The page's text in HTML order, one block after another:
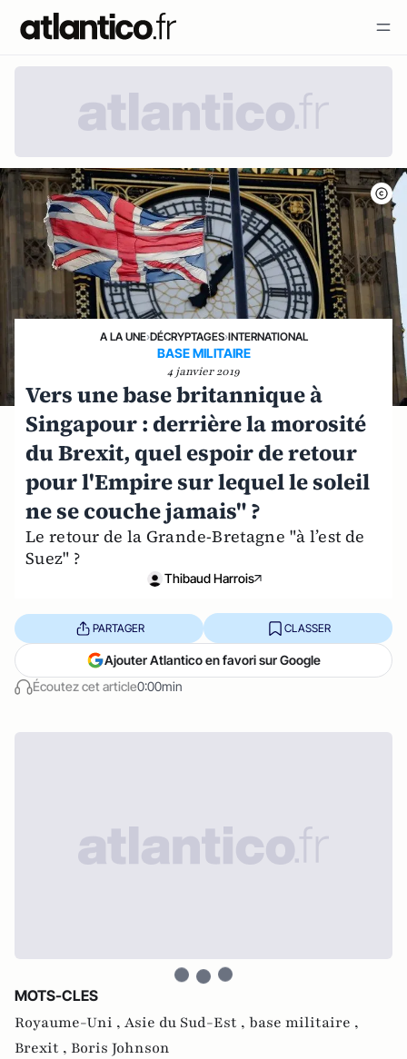
A LA UNE›DÉCRYPTAGES›INTERNATIONAL
BASE MILITAIRE
4 janvier 2019
Vers une base britannique à
Singapour : derrière la morosité
du Brexit, quel espoir de retour
pour l'Empire sur lequel le soleil
ne se couche jamais" ?
Le retour de la Grande-Bretagne "à l’est de
Suez" ?
Thibaud Harrois
Écoutez cet article0:00min
PARTAGER CLASSER
Ajouter Atlantico en favori sur Google
MOTS-CLES
Royaume-Uni , Asie du Sud-Est , base militaire ,
Brexit , Boris Johnson